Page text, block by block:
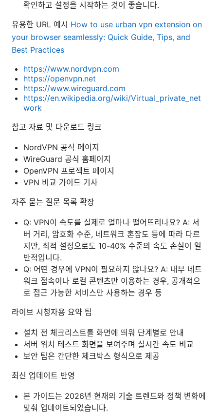
확인하고 설정을 시작하는 것이 좋습니다.
유용한 URL 예시 How to use urban vpn extension on
your browser seamlessly: Quick Guide, Tips, and
Best Practices
https://www.nordvpn.com
https://openvpn.net
https://www.wireguard.com
https://en.wikipedia.org/wiki/Virtual_private_net
work
참고 자료 및 다운로드 링크
NordVPN 공식 페이지
WireGuard 공식 홈페이지
OpenVPN 프로젝트 페이지
VPN 비교 가이드 기사
자주 묻는 질문 목록 확장
Q: VPN이 속도를 실제로 얼마나 떨어뜨리나요? A: 서
버 거리, 암호화 수준, 네트워크 혼잡도 등에 따라 다르
지만, 최적 설정으로도 10-40% 수준의 속도 손실이 일
반적입니다.
Q: 어떤 경우에 VPN이 필요하지 않나요? A: 내부 네트
워크 접속이나 로컬 콘텐츠만 이용하는 경우, 공개적으
로 접근 가능한 서비스만 사용하는 경우 등
라이브 시청자용 요약 팁
설치 전 체크리스트를 화면에 띄워 단계별로 안내
서버 위치 테스트 화면을 보여주며 실시간 속도 비교
보안 팁은 간단한 체크박스 형식으로 제공
최신 업데이트 반영
본 가이드는 2026년 현재의 기술 트렌드와 정책 변화에
맞춰 업데이트되었습니다.